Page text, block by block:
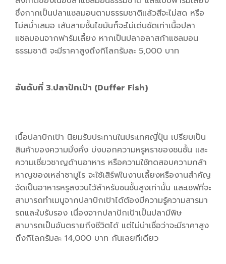
ซึ่งกากเป็นปลาแซลมอนตามธรรมชาติแล้วสีจะไม่สด หรือ
ไม่สม่ำเสมอ เส้นลายชั้นไขมันก็จะไม่เด่นชัดเท่าเนื้อปลา
แซลมอนจากฟาร์มเลี้ยง หากเป็นปลาอลาสก้าแซลมอน
ธรรมชาติ จะมีราคาสูงถึงกิโลกรัมละ 5,000 บาท
อันดับที่ 3.ปลาปักเป้า (Duffer Fish)
เนื้อปลาปักเป้า นิยมรับประทานในประเทศญี่ปุ่น เปรียบเป็น
สินค้าของความมั่งคั่ง บ่งบอกความหรูหราของชนชั้น และ
ความเชี่ยวชาญด้านอาหาร หรือความใช้ทดสอบความกล้า
หาญของเหล่าซามูไร จะใช้เสิร์ฟในงานเลี้ยงหรืองานสำคัญ
จัดเป็นอาหารหรูสงวนไว้สำหรับชนชั้นสูงเท่านั้น และเชฟที่จะ
สามารถทำเมนูจากปลาปักเป้าได้ต้องมีความรู้ความสารมา
รถและใบรับรอง เนื่องจากปลาปักเป้าเป็นปลามีพิษ
สามารถเป็นอันตรายถึงชีวิตได้ แต่ไม่น่าเชื่อว่าจะมีราคาสูง
ถึงกิโลกรัมละ 14,000 บาท กันเลยทีเดียว